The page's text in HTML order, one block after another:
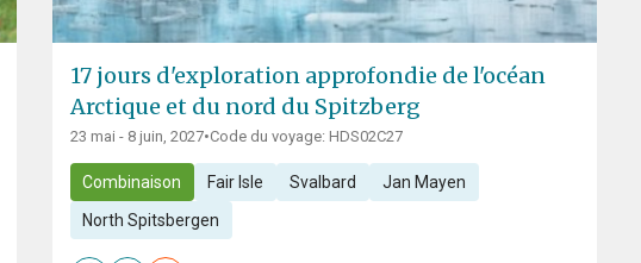
17 jours d'exploration approfondie de l'océan
Arctique et du nord du Spitzberg
23 mai - 8 juin, 2027•Code du voyage: HDS02C27
Combinaison Fair Isle Svalbard Jan Mayen
North Spitsbergen